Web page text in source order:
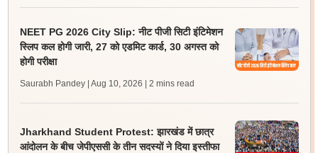
NEET PG 2026 City Slip: नीट पीजी सिटी इंटिमेशन
स्लिप कल होगी जारी, 27 को एडमिट कार्ड, 30 अगस्त को
होगी परीक्षा
Saurabh Pandey | Aug 10, 2026 | 2 mins read
Jharkhand Student Protest: झारखंड में छात्र
आंदोलन के बीच जेपीएससी के तीन सदस्यों ने दिया इस्तीफा